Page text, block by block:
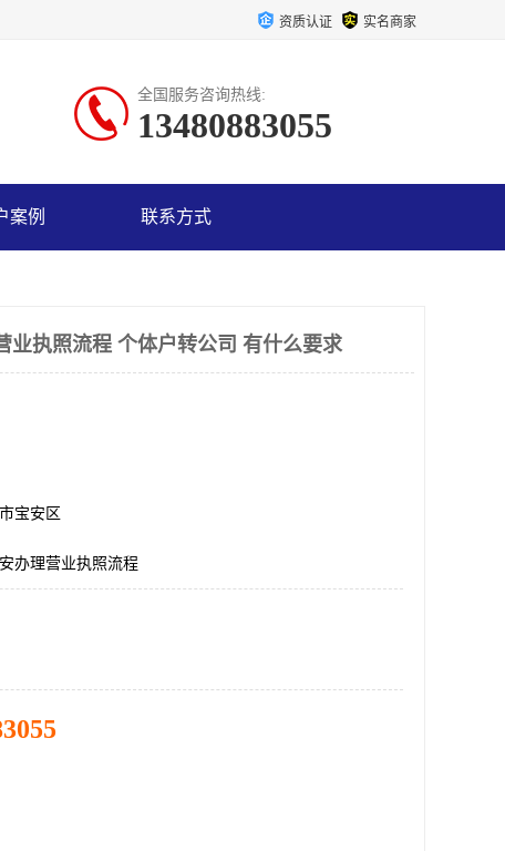
资质认证 实名商家
全国服务咨询热线:
13480883055
案例 联系方式
业执照流程 个体户转公司 有什么要求
宝安区
办理营业执照流程